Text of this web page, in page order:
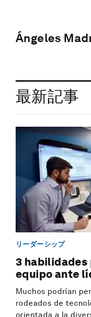
Ángeles
最新記事
リーダーシップ
3 habilidades
equipo ante
Muchos podrían
rodeados de
orientada a la